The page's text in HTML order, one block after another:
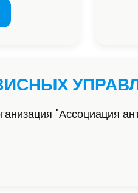
"Ассоциация